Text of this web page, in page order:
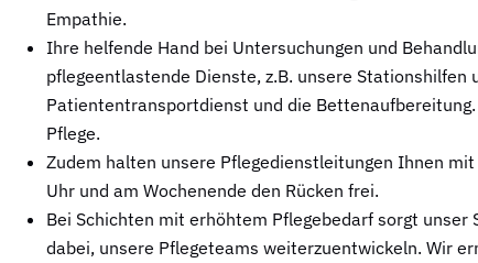
Empathie.
Ihre helfende Hand bei Untersuchungen und
pflegeentlastende Dienste, z.B. unsere Stationshilfen
Patiententransportdienst und die
Pflege.
Zudem halten unsere Pflegedienstleitungen Ihnen
Uhr und am Wochenende den Rücken frei.
Bei Schichten mit erhöhtem Pflegebedarf sorgt
dabei, unsere Pflegeteams weiterzuentwickeln. Wir